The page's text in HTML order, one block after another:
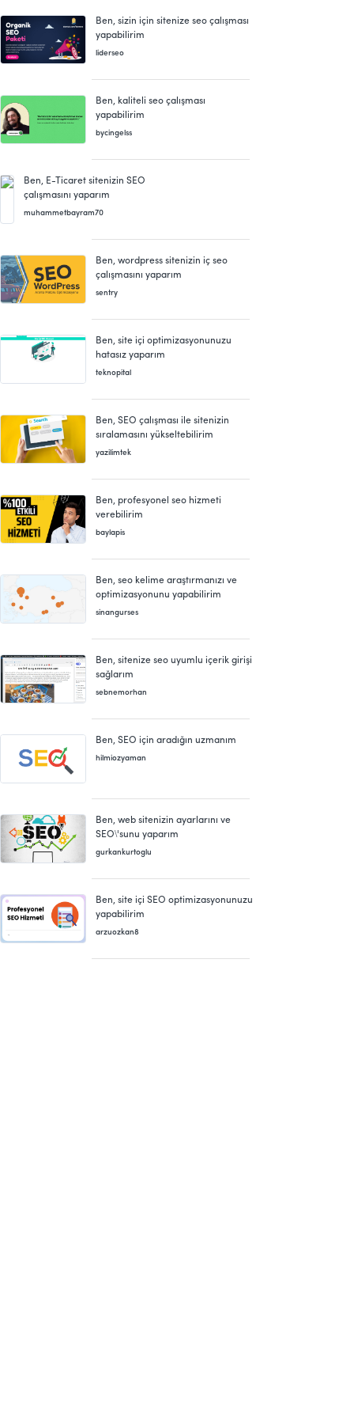
Ben, sizin için sitenize seo çalışması
yapabilirim
liderseo
Ben, kaliteli seo çalışması
yapabilirim
bycingelss
Ben, E-Ticaret sitenizin SEO
çalışmasını yaparım
muhammetbayram70
Ben, wordpress sitenizin iç seo
çalışmasını yaparım
sentry
Ben, site içi optimizasyonunuzu
hatasız yaparım
teknopital
Ben, SEO çalışması ile sitenizin
sıralamasını yükseltebilirim
yazilimtek
Ben, profesyonel seo hizmeti
verebilirim
baylapis
Ben, seo kelime araştırmanızı ve
optimizasyonunu yapabilirim
sinangurses
Ben, sitenize seo uyumlu içerik girişi
sağlarım
sebnemorhan
Ben, SEO için aradığın uzmanım
hilmiozyaman
Ben, web sitenizin ayarlarını ve
SEO\'sunu yaparım
gurkankurtoglu
Ben, site içi SEO optimizasyonunuzu
yapabilirim
arzuozkan8